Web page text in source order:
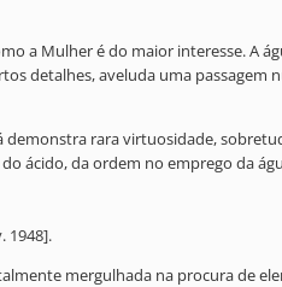
a Mulher é do maior interesse. A
detalhes, aveluda uma passagem
demonstra rara virtuosidade,
ácido, da ordem no emprego da
1948].
mergulhada na procura de